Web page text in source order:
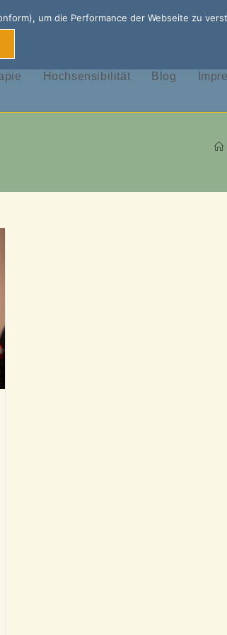
Hochsensibilität Blog
um die Performance der Webseite zu